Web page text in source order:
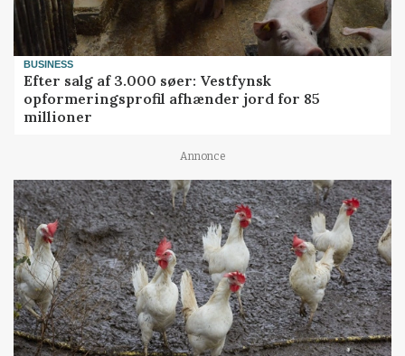
BUSINESS
Efter salg af 3.000 søer: Vestfynsk
opformeringsprofil afhænder jord for 85
millioner
Annonce